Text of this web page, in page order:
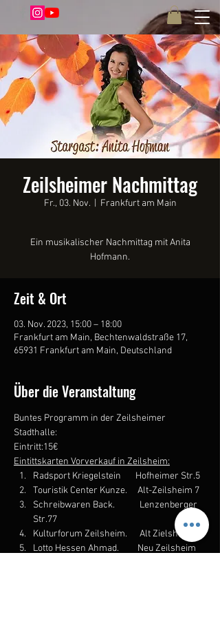
Zeilsheimer Nachmittag
Fr., 03. Nov.
  |
Frankfurt am Main
Ein musikalischer Nachmittag mit Anita
Zeit & Ort
03. Nov. 2023, 15:00 – 18:00
Frankfurt am Main, Bechtenwaldstraße 17,
65931 Frankfurt am Main, Deutschland
Über die Veranstaltung
Buntes Programm in der Zeilsheimer
Stadthalle:
Eintritt:15€
Eintittskarten Vorverkauf in Zeilsheim:
Radsport Kriegelstein       Hofheimer Str.5
Touristik Center Kunze.     Alt-Zeilsheim 7
Schreibwaren Back.            Lenzenberger
Str.77
Kulturforum Zeilsheim.      Alt Zielsheim 23
Lotto Hessen Ahmad.         Neu Zeilsheim